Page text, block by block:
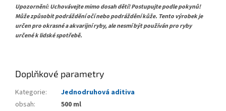
Upozornění: Uchovávejte mimo dosah dětí! Postupujte podle pokynů!
Může způsobit podráždění očí nebo podráždění kůže. Tento výrobek je
určen pro okrasné a akvarijní ryby, ale nesmí být používán pro ryby
určené k lidské spotřebě.
Doplňkové parametry
Kategorie:
Jednodruhová aditiva
obsah:
500 ml